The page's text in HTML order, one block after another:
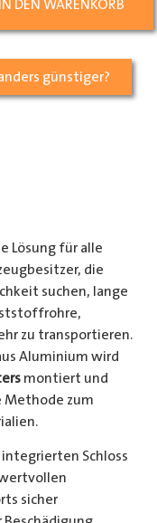
IN DEN WARENKORB
günstiger?
Lösung für alle
die
suchen, lange
zu transportieren.
Aluminium wird
montiert und
zum
Schloss
sicher